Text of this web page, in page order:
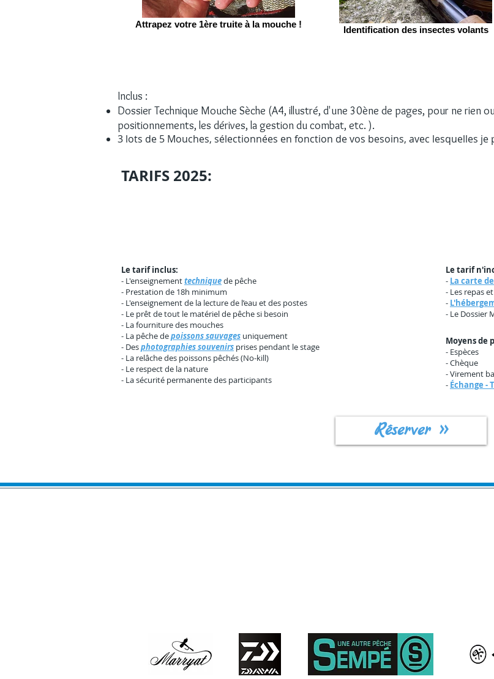
Inclus :
Dossier Technique Mouche Sèche (A4, illustré, d'une 30ène de pages, pour ne rien
positionnements, les dérives, la gestion du combat, etc. ).
3 lots de 5 Mouches, sélectionnées en fonction de vos besoins, avec lesquelles je
Attrapez votre 1ère truite à la mouche !
Identification des insectes volants
TARIFS 2025:
Le tarif inclus:
- L'enseignementtechniquede pêche
- Prestation de 18h minimum
- L'enseignement de la lecture de l’eau et des postes
- Le prêt de tout le matériel de pêche si besoin
- La fourniture des mouches
- La pêche depoissons sauvages uniquement
- Desphotographies souvenirs prises pendant le stage
- La relâche des poissons pêchés (No-kill)
- Le respect de la nature
- La sécurité permanente des participants
Le tarif
- La carte
- Les repas
-
- Le Dossier
Moyens de
- Espèces
- Chèque
- Virement
- Échange -
Réserver >>